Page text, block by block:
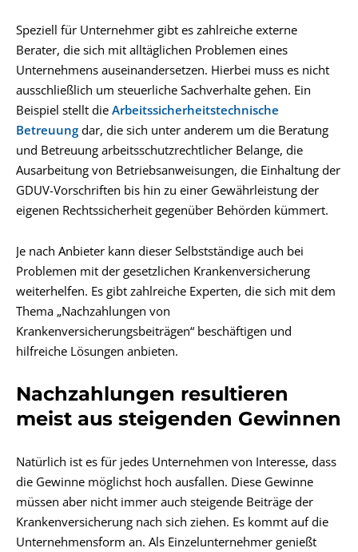
Speziell für Unternehmer gibt es zahlreiche externe
Berater, die sich mit alltäglichen Problemen eines
Unternehmens auseinandersetzen. Hierbei muss es nicht
ausschließlich um steuerliche Sachverhalte gehen. Ein
Beispiel stellt die Arbeitssicherheitstechnische
Betreuung dar, die sich unter anderem um die Beratung
und Betreuung arbeitsschutzrechtlicher Belange, die
Ausarbeitung von Betriebsanweisungen, die Einhaltung der
GDUV-Vorschriften bis hin zu einer Gewährleistung der
eigenen Rechtssicherheit gegenüber Behörden kümmert.
Je nach Anbieter kann dieser Selbstständige auch bei
Problemen mit der gesetzlichen Krankenversicherung
weiterhelfen. Es gibt zahlreiche Experten, die sich mit dem
Thema „Nachzahlungen von
Krankenversicherungsbeiträgen“ beschäftigen und
hilfreiche Lösungen anbieten.
Nachzahlungen resultieren
meist aus steigenden Gewinnen
Natürlich ist es für jedes Unternehmen von Interesse, dass
die Gewinne möglichst hoch ausfallen. Diese Gewinne
müssen aber nicht immer auch steigende Beiträge der
Krankenversicherung nach sich ziehen. Es kommt auf die
Unternehmensform an. Als Einzelunternehmer genießt